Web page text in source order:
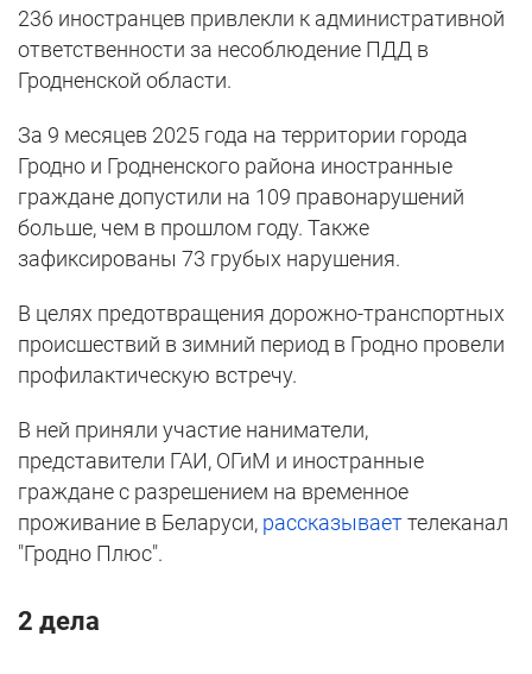
236 иностранцев привлекли к административной
ответственности за несоблюдение ПДД в
Гродненской области.
За 9 месяцев 2025 года на территории города
Гродно и Гродненского района иностранные
граждане допустили на 109 правонарушений
больше, чем в прошлом году. Также
зафиксированы 73 грубых нарушения.
В целях предотвращения дорожно-транспортных
происшествий в зимний период в Гродно провели
профилактическую встречу.
В ней приняли участие наниматели,
представители ГАИ, ОГиМ и иностранные
граждане с разрешением на временное
проживание в Беларуси, рассказываеттелеканал
"Гродно Плюс".
2 дела